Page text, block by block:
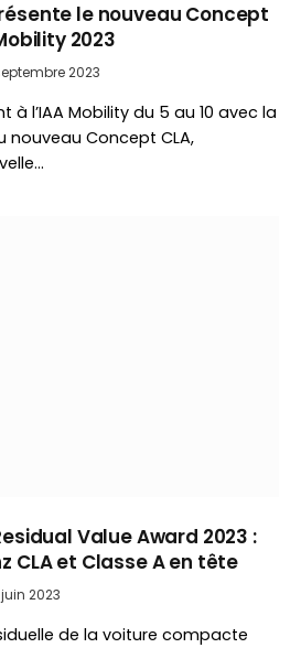
le nouveau Concept
2023
2023
à l’IAA Mobility du 5 au 10 avec la
nouveau Concept CLA,
Value Award 2023 :
CLA et Classe A en tête
2023
de la voiture compacte